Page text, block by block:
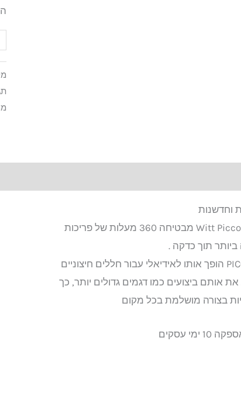
תוך כדקה .
אותם ביצועים כמו דגמים גדולים יותר, כך
בצורה מושלמת בכל מקום
עסקים